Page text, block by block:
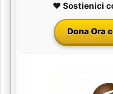
❤️ Sostienici
Dona Ora